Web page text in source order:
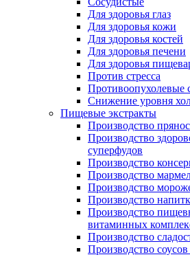
Для здоровья глаз
Для здоровья кожи
Для здоровья костей
Для здоровья печени
Для здоровья
Против стресса
Противоопухолевые
Снижение уровня
Пищевые экстракты
Производство
Производство
суперфудов
Производство
Производство
Производство
Производство
Производство
витаминных
Производство
Производство